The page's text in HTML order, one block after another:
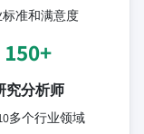
准和满意度
150+
究分析师
多个行业领域